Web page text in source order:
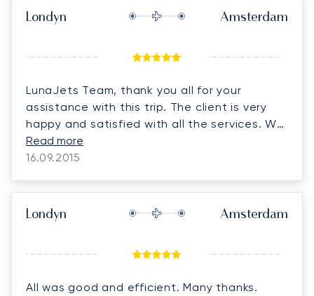
Londyn Amsterdam
LunaJets Team, thank you all for your
assistance with this trip. The client is very
happy and satisfied with all the services. We
will be in touch for his next trip in the next
few weeks for planning.
Read more
16.09.2015
Londyn Amsterdam
All was good and efficient. Many thanks.